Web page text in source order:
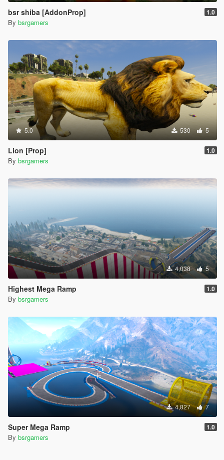
bsr shiba [AddonProp] 1.0
By bsrgamers
5.0 530 5
Lion [Prop] 1.0
By bsrgamers
4,038 5
Highest Mega Ramp 1.0
By bsrgamers
4,827 7
Super Mega Ramp 1.0
By bsrgamers